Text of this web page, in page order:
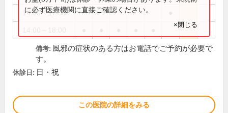
14:00～17:00
に必ず医療機関に直接ご確認ください。
×閉じる
備考: 風邪の症状のある方はお電話でご予約が必要で
す。
休診日: 日・祝
この医院の詳細をみる